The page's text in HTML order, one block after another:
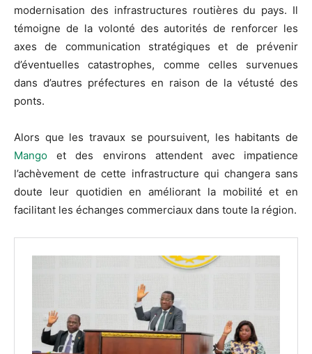
modernisation des infrastructures routières du pays. Il
témoigne de la volonté des autorités de renforcer les
axes de communication stratégiques et de prévenir
d’éventuelles catastrophes, comme celles survenues
dans d’autres préfectures en raison de la vétusté des
ponts.
Alors que les travaux se poursuivent, les habitants de
Mango et des environs attendent avec impatience
l’achèvement de cette infrastructure qui changera sans
doute leur quotidien en améliorant la mobilité et en
facilitant les échanges commerciaux dans toute la région.